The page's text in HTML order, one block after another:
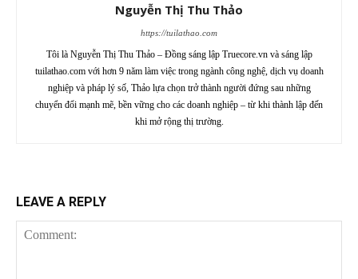
Nguyễn Thị Thu Thảo
https://tuilathao.com
Tôi là Nguyễn Thị Thu Thảo – Đồng sáng lập Truecore.vn và sáng lập
tuilathao.com với hơn 9 năm làm việc trong ngành công nghệ, dịch vụ doanh
nghiệp và pháp lý số, Thảo lựa chọn trở thành người đứng sau những
chuyển đổi mạnh mẽ, bền vững cho các doanh nghiệp – từ khi thành lập đến
khi mở rộng thị trường.
LEAVE A REPLY